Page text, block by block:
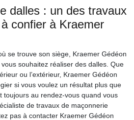
dalles : un des travaux
confier à Kraemer
se trouve son siège, Kraemer Gédéon
souhaitez réaliser des dalles. Que
ou l’extérieur, Kraemer Gédéon
si vous voulez un résultat plus que
toujours au rendez-vous quand vous
de travaux de maçonnerie
pas à contacter Kraemer Gédéon